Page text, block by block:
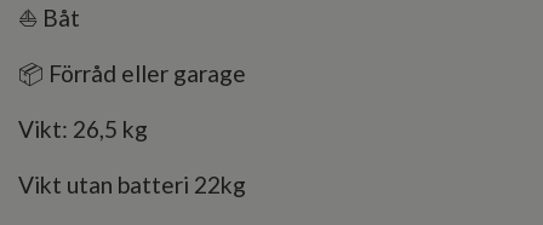
⛵ Båt
📦 Förråd eller garage
Vikt: 26,5 kg
Vikt utan batteri 22kg